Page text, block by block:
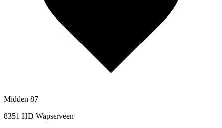
Midden 87
8351 HD Wapserveen